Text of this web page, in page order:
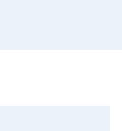
anviste også